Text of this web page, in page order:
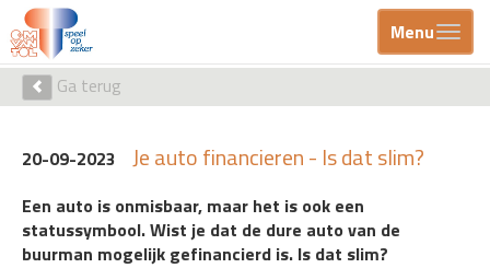
Menu
Ga terug
20-09-2023 Je auto financieren - Is dat slim?
Een auto is onmisbaar, maar het is ook een
statussymbool. Wist je dat de dure auto van de
buurman mogelijk gefinancierd is. Is dat slim?